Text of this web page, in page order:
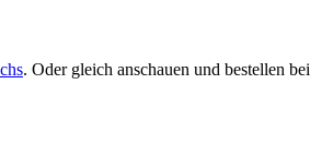
. Oder gleich anschauen und bestellen bei